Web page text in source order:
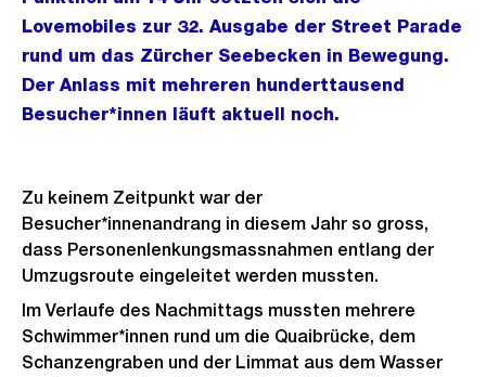
Lovemobiles zur 32. Ausgabe der Street Parade
rund um das Zürcher Seebecken in Bewegung.
Der Anlass mit mehreren hunderttausend
Besucher*innen läuft aktuell noch.
Zu keinem Zeitpunkt war der
Besucher*innenandrang in diesem Jahr so gross,
dass Personenlenkungsmassnahmen entlang der
Umzugsroute eingeleitet werden mussten.
Im Verlaufe des Nachmittags mussten mehrere
Schwimmer*innen rund um die Quaibrücke, dem
Schanzengraben und der Limmat aus dem Wasser